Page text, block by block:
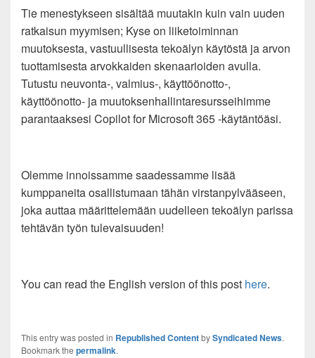
Tie menestykseen sisältää muutakin kuin vain uuden
ratkaisun myymisen; Kyse on liiketoiminnan
muutoksesta, vastuullisesta tekoälyn käytöstä ja arvon
tuottamisesta arvokkaiden skenaarioiden avulla.
Tutustu neuvonta-, valmius-, käyttöönotto-,
käyttöönotto- ja muutoksenhallintaresursseihimme
parantaaksesi Copilot for Microsoft 365 -käytäntöäsi.
Olemme innoissamme saadessamme lisää
kumppaneita osallistumaan tähän virstanpylvääseen,
joka auttaa määrittelemään uudelleen tekoälyn parissa
tehtävän työn tulevaisuuden!
You can read the English version of this post here.
This entry was posted in Republished ContentbySyndicated News.
Bookmark the permalink.